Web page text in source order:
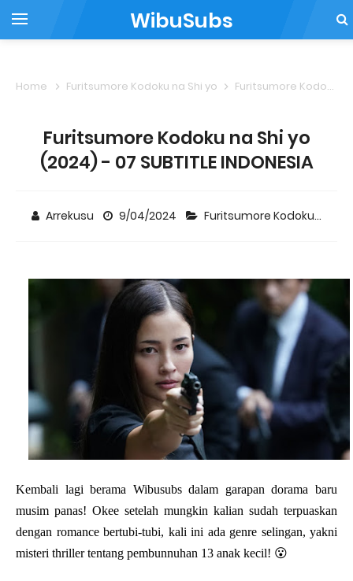
WibuSubs
Home Furitsumore Kodoku na Shi yo Furitsumore Kodoku na Shi yo (2024) - 07 SUBTITLE INDONESIA
Furitsumore Kodoku na Shi yo
(2024) - 07 SUBTITLE INDONESIA
Arrekusu 9/04/2024 Furitsumore Kodoku na Shi yo
Kembali lagi berama Wibusubs dalam garapan dorama baru
musim panas! Okee setelah mungkin kalian sudah terpuaskan
dengan romance bertubi-tubi, kali ini ada genre selingan, yakni
misteri thriller tentang pembunnuhan 13 anak kecil! 😮